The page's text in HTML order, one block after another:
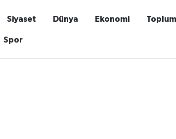
Siyaset Dünya Ekonomi
Spor